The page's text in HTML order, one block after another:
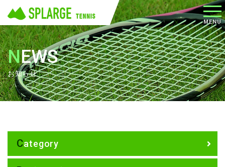
NEWS
お知らせ
Category
メニ
ュー
MENU